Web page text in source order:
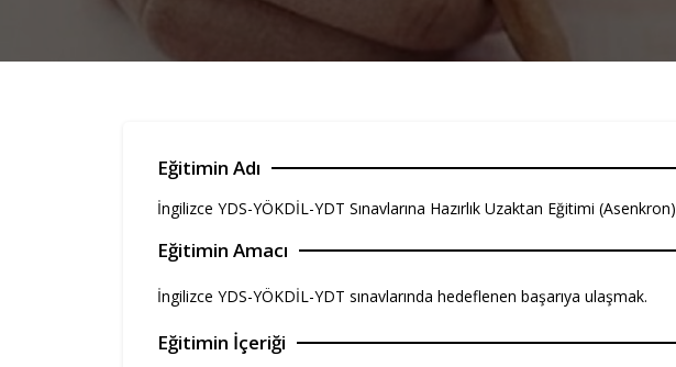
Eğitimin Adı
İngilizce YDS-YÖKDİL-YDT Sınavlarına Hazırlık Uzaktan Eğitimi (Asenkron)
Eğitimin Amacı
İngilizce YDS-YÖKDİL-YDT sınavlarında hedeflenen başarıya ulaşmak.
Eğitimin İçeriği